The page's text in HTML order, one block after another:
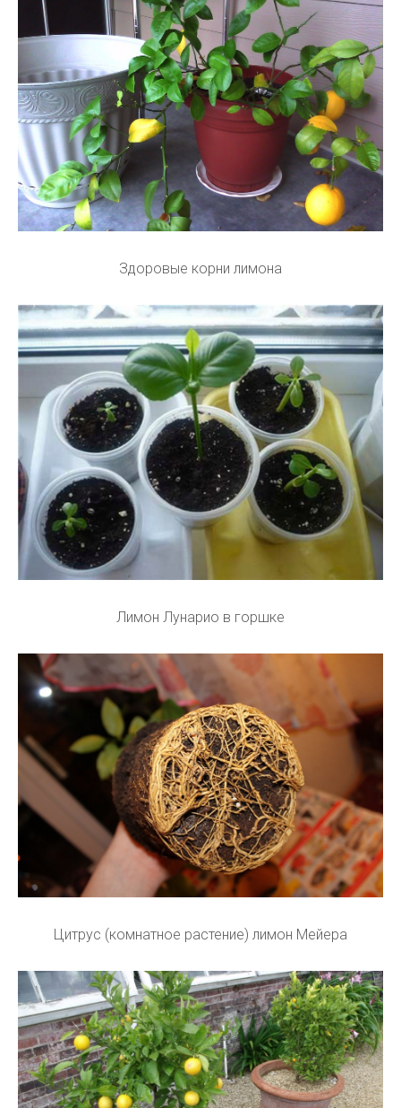
Здоровые корни лимона
Лимон Лунарио в горшке
Цитрус (комнатное растение) лимон Мейера